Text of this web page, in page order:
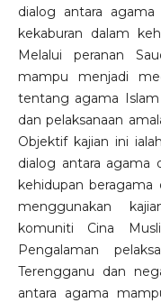
dialog antara
kekaburan dalam
Melalui peranan
mampu menjadi
tentang agama
dan pelaksanaan
Objektif kajian ini
dialog antara agama
kehidupan
menggunakan
komuniti Cina
Pengalaman
Terengganu dan
antara agama